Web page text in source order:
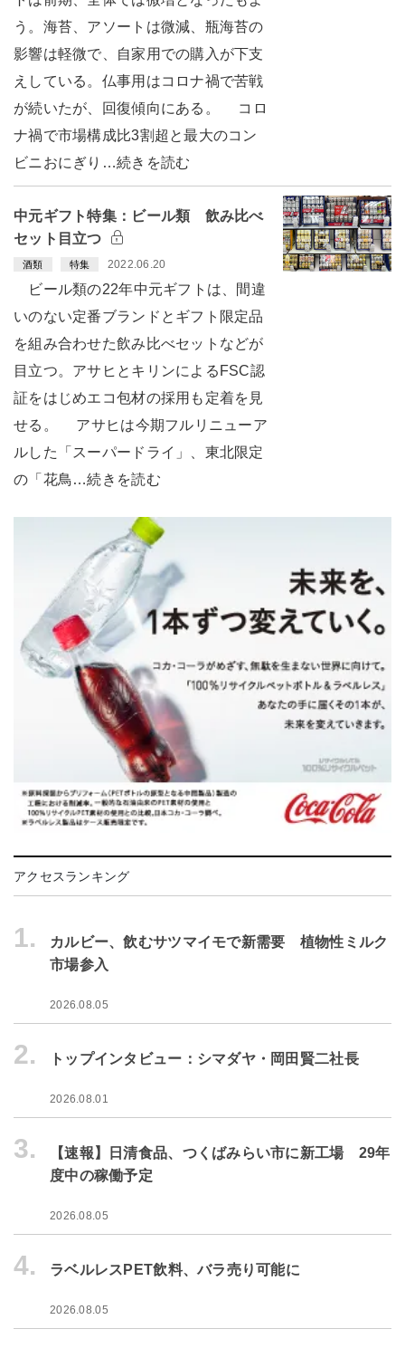
う。海苔、アソートは微減、瓶海苔の
影響は軽微で、自家用での購入が下支
えしている。仏事用はコロナ禍で苦戦
が続いたが、回復傾向にある。 コロ
ナ禍で市場構成比3割超と最大のコン
ビニおにぎり…続きを読む
中元ギフト特集：ビール類 飲み比べ
セット目立つ
酒類 特集 2022.06.20
ビール類の22年中元ギフトは、間違
いのない定番ブランドとギフト限定品
を組み合わせた飲み比べセットなどが
目立つ。アサヒとキリンによるFSC認
証をはじめエコ包材の採用も定着を見
せる。 アサヒは今期フルリニューア
ルした「スーパードライ」、東北限定
の「花鳥…続きを読む
アクセスランキング
1.
カルビー、飲むサツマイモで新需要 植物性ミルク
市場参入
2026.08.05
2. トップインタビュー：シマダヤ・岡田賢二社長
2026.08.01
3.
【速報】日清食品、つくばみらい市に新工場 29年
度中の稼働予定
2026.08.05
4. ラベルレスPET飲料、バラ売り可能に
2026.08.05